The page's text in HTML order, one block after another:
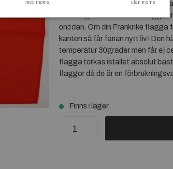
eller vid demonstrationer eller
den hängtorkas innan den läggs
onödan. Om din Frankrike flagga
kanten så får fanan nytt liv! Den
temperatur 30grader men får ej
flagga torkas istället absolut
flaggor då de är en
Finns i lager
med moms utan moms